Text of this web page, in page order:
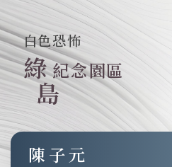
白色恐怖
綠
島
紀念園區
陳子元